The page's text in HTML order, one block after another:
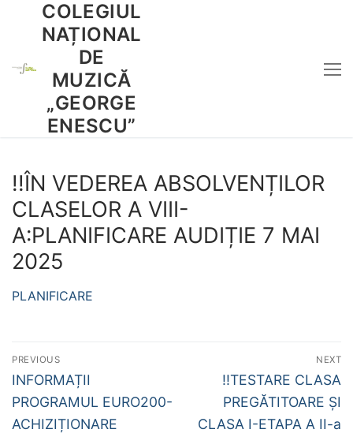
COLEGIUL
NAȚIONAL
DE
MUZICĂ
„GEORGE
ENESCU”
!!ÎN VEDEREA ABSOLVENȚILOR
CLASELOR A VIII-
A:PLANIFICARE AUDIȚIE 7 MAI
2025
PLANIFICARE
Navigare
în
articole
PREVIOUS
Previous
post:
INFORMAȚII
PROGRAMUL EURO200-
ACHIZIȚIONARE
NEXT
Next
post:
!!TESTARE CLASA
PREGĂTITOARE ȘI
CLASA I-ETAPA A II-a